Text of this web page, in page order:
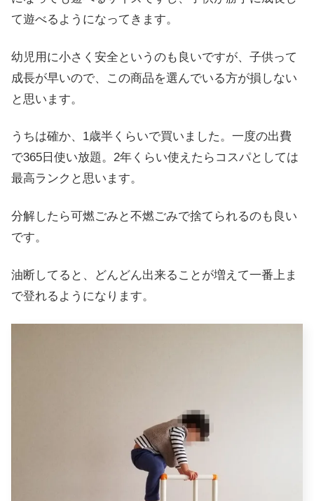
て遊べるようになってきます。
幼児用に小さく安全というのも良いですが、子供って
成長が早いので、この商品を選んでいる方が損しない
と思います。
うちは確か、1歳半くらいで買いました。一度の出費
で365日使い放題。2年くらい使えたらコスパとしては
最高ランクと思います。
分解したら可燃ごみと不燃ごみで捨てられるのも良い
です。
油断してると、どんどん出来ることが増えて一番上ま
で登れるようになります。